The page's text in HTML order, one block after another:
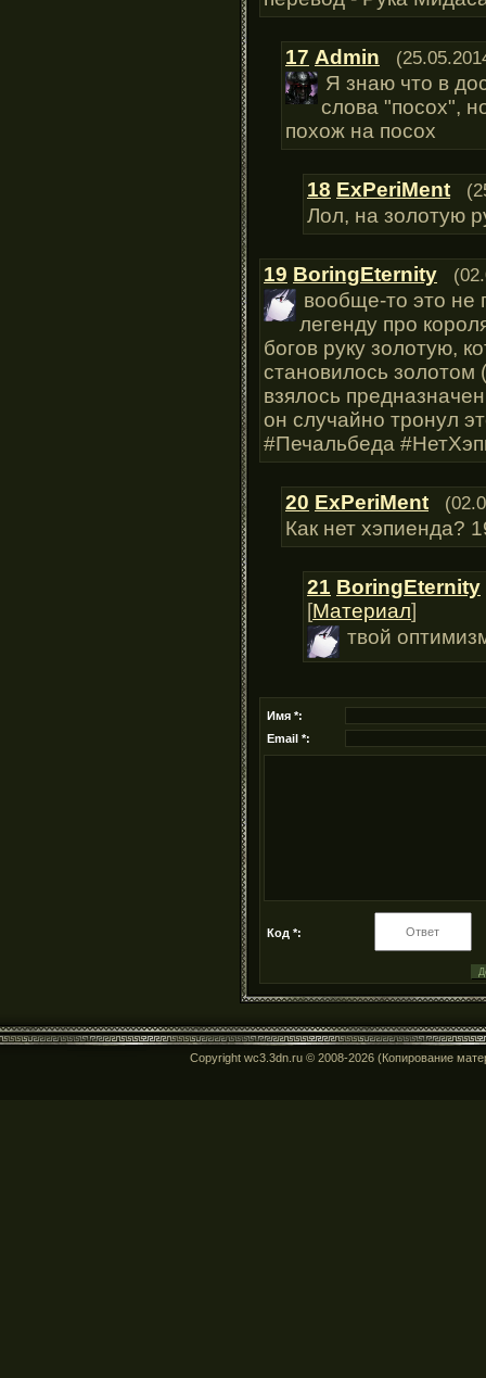
17 Admin
Я знаю что в
слова "посох",
похож на посох
18 ExPeriMent
Лол, на золотую
19 BoringEternity
вообще-то это не
легенду про
богов руку золотую,
становилось золотом
взялось
он случайно тронул
#Печальбеда
20 ExPeriMent
Как нет
21 BoringEternity
[Материал]
твой
Имя *:
Email *:
Код *:
Copyright wc3.3dn.ru © 2008-2026 (Копирование